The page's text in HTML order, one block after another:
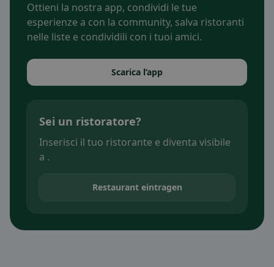
Ottieni la nostra app, condividi le tue
esperienze a con la community, salva ristoranti
nelle liste e condividili con i tuoi amici.
Scarica l’app
Sei un ristoratore?
Inserisci il tuo ristorante e diventa visibile
a .
Restaurant eintragen